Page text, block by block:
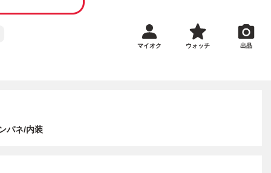
マイオク ウォッチ 出品
パネ/内装